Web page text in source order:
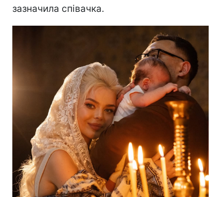
зазначила співачка.